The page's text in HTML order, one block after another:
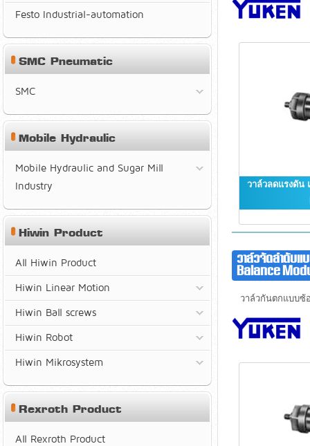
วาล์วลดแรงดัน
วาล์วจัดลำดับ
Balance
วาล์วกันตกแบบซ้อ
Festo Industrial-automation
SMC Pneumatic
SMC
Mobile Hydraulic
Mobile Hydraulic and Sugar Mill
Industry
Hiwin Product
All Hiwin Product
Hiwin Linear Motion
Hiwin Ball screws
Hiwin Robot
Hiwin Mikrosystem
Rexroth Product
All Rexroth Product